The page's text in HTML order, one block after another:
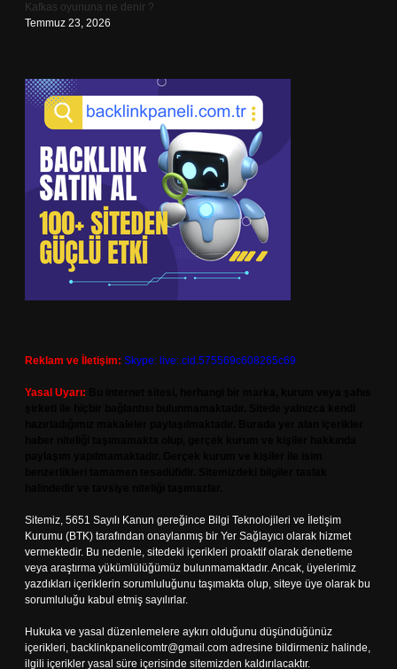
Kafkas oyununa ne denir ?
Temmuz 23, 2026
Reklam ve İletişim: Skype: live:.cid.575569c608265c69
Yasal Uyarı:
Sitemiz, 5651 Sayılı Kanun gereğince Bilgi Teknolojileri ve İletişim
Kurumu (BTK) tarafından onaylanmış bir Yer Sağlayıcı olarak hizmet
vermektedir. Bu nedenle, sitedeki içerikleri proaktif olarak denetleme
veya araştırma yükümlülüğümüz bulunmamaktadır. Ancak, üyelerimiz
yazdıkları içeriklerin sorumluluğunu taşımakta olup, siteye üye olarak bu
sorumluluğu kabul etmiş sayılırlar.
Hukuka ve yasal düzenlemelere aykırı olduğunu düşündüğünüz
içerikleri, backlinkpanelicomtr@gmail.com adresine bildirmeniz halinde,
ilgili içerikler yasal süre içerisinde sitemizden kaldırılacaktır.